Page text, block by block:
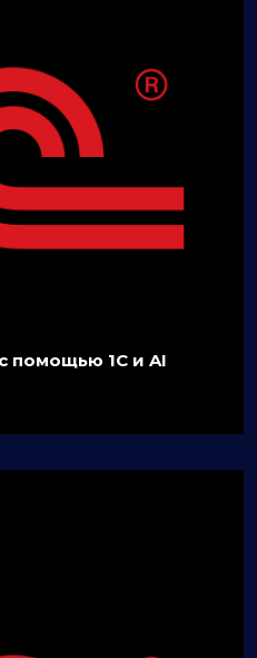
помощью 1C и AI